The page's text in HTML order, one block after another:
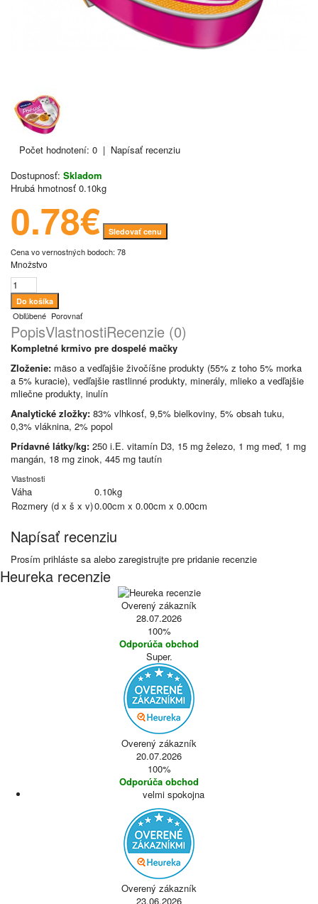
Počet hodnotení: 0 | Napísať recenziu
Dostupnosť: Skladom
Hrubá hmotnosť 0.10kg
0.78€ Sledovať cenu
Cena vo vernostných bodoch: 78
Množstvo
Obľúbené Porovnať
PopisVlastnostiRecenzie (0)
Kompletné krmivo pre dospelé mačky
Zloženie: mäso a vedľajšie živočíšne produkty (55% z toho 5% morka
a 5% kuracie), vedľajšie rastlinné produkty, minerály, mlieko a vedľajšie
mliečne produkty, inulín
Analytické zložky: 83% vlhkosť, 9,5% bielkoviny, 5% obsah tuku,
0,3% vláknina, 2% popol
Prídavné látky/kg: 250 i.E. vitamín D3, 15 mg železo, 1 mg meď, 1 mg
mangán, 18 mg zinok, 445 mg tautín
Vlastnosti
Váha
0.10kg
Rozmery (d x š x v)0.00cm x 0.00cm x 0.00cm
Napísať recenziu
Prosím prihláste sa alebo zaregistrujte pre pridanie recenzie
Heureka recenzie
Overený zákazník
28.07.2026
100%
Odporúča obchod
Super.
Overený zákazník
20.07.2026
100%
Odporúča obchod
velmi spokojna
Overený zákazník
23.06.2026